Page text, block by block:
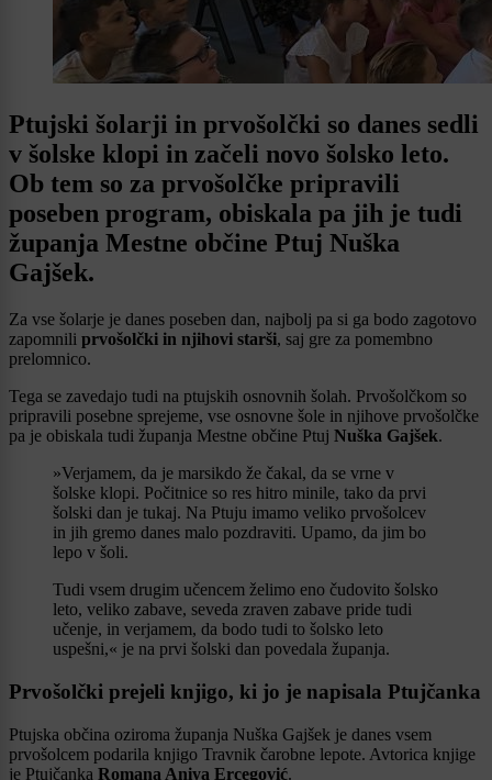
Ptujski šolarji in prvošolčki so danes sedli
v šolske klopi in začeli novo šolsko leto.
Ob tem so za prvošolčke pripravili
poseben program, obiskala pa jih je tudi
županja Mestne občine Ptuj Nuška
Gajšek.
Za vse šolarje je danes poseben dan, najbolj pa si ga bodo zagotovo
zapomnili prvošolčki in njihovi starši, saj gre za pomembno
prelomnico.
Tega se zavedajo tudi na ptujskih osnovnih šolah. Prvošolčkom so
pripravili posebne sprejeme, vse osnovne šole in njihove prvošolčke
pa je obiskala tudi županja Mestne občine Ptuj Nuška Gajšek.
»Verjamem, da je marsikdo že čakal, da se vrne v
šolske klopi. Počitnice so res hitro minile, tako da prvi
šolski dan je tukaj. Na Ptuju imamo veliko prvošolcev
in jih gremo danes malo pozdraviti. Upamo, da jim bo
lepo v šoli.
Tudi vsem drugim učencem želimo eno čudovito šolsko
leto, veliko zabave, seveda zraven zabave pride tudi
učenje, in verjamem, da bodo tudi to šolsko leto
uspešni,« je na prvi šolski dan povedala županja.
Prvošolčki prejeli knjigo, ki jo je napisala Ptujčanka
Ptujska občina oziroma županja Nuška Gajšek je danes vsem
prvošolcem podarila knjigo Travnik čarobne lepote. Avtorica knjige
je Ptujčanka Romana Aniya Ercegović.